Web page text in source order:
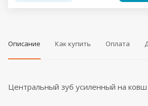
Описание Как купить Оплата
Центральный зуб усиленный на